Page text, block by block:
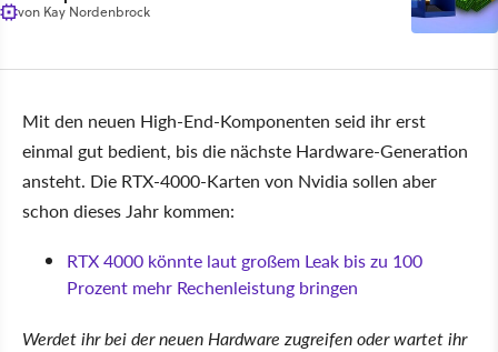
von Kay Nordenbrock
Mit den neuen High-End-Komponenten seid ihr erst
einmal gut bedient, bis die nächste Hardware-Generation
ansteht. Die RTX-4000-Karten von Nvidia sollen aber
schon dieses Jahr kommen:
RTX 4000 könnte laut großem Leak bis zu 100
Prozent mehr Rechenleistung bringen
Werdet ihr bei der neuen Hardware zugreifen oder wartet ihr